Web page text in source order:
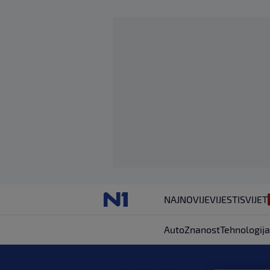
NAJNOVIJEVIJESTISVIJET
AutoZnanostTehnologija